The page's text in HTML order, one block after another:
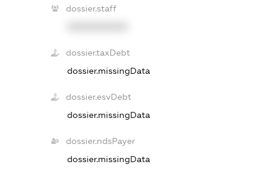
dossier.staff
dossier.taxDebt
dossier.missingData
dossier.esvDebt
dossier.missingData
dossier.ndsPayer
dossier.missingData